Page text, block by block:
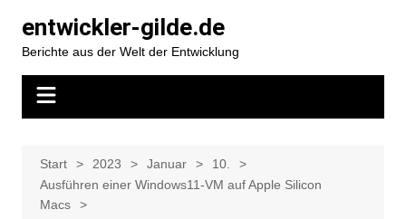
Inhalt
springen
entwickler-gilde.de
Berichte aus der Welt der Entwicklung
Start 2023 Januar
10.
Ausführen einer Windows11-VM auf Apple Silicon
Macs